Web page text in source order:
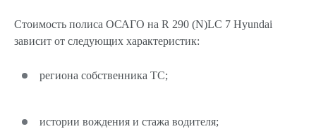
Стоимость полиса ОСАГО на R 290 (N)LC 7 Hyundai
зависит от следующих характеристик:
региона собственника ТС;
истории вождения и стажа водителя;